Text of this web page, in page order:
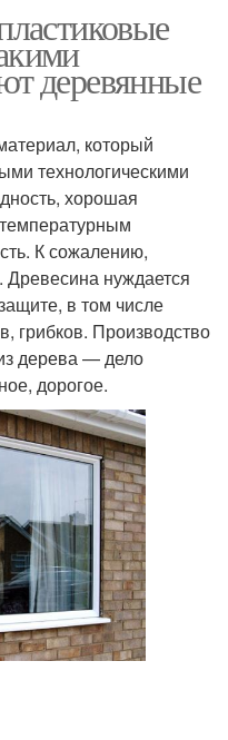
деревянные
который
технологическими
хорошая
К сожалению,
Древесина нуждается
в том числе
грибков. Производство
дерева — дело
дорогое.